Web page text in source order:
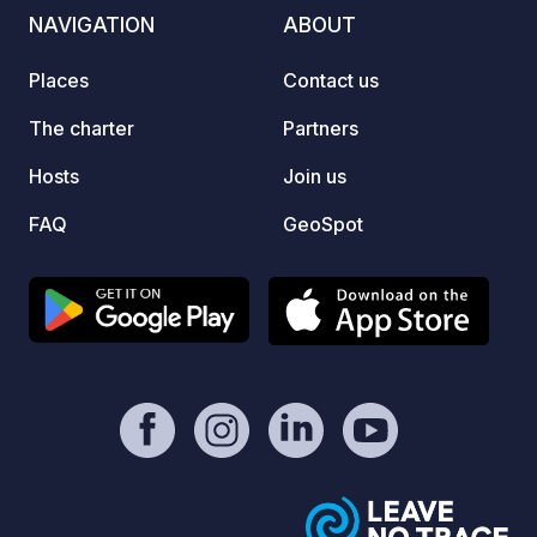
NAVIGATION
Places
The charter
Hosts
FAQ
ABOUT
Contact us
Partners
Join us
GeoSpot